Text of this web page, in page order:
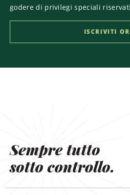
godere di privilegi speciali
ISCRIVITI
Sempre tutto
sotto controllo.